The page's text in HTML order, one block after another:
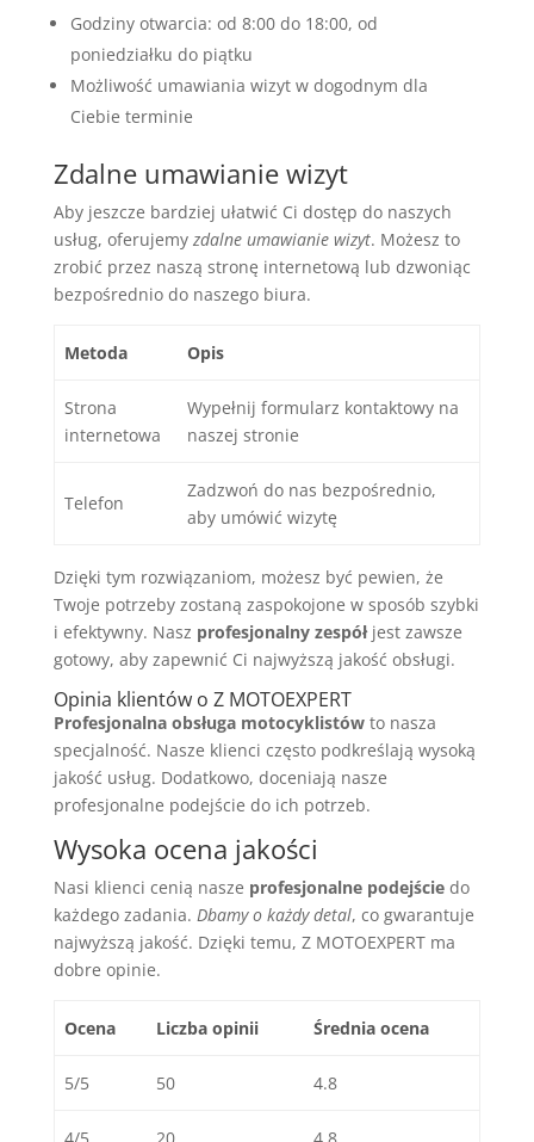
Godziny otwarcia: od 8:00 do 18:00, od
poniedziałku do piątku
Możliwość umawiania wizyt w dogodnym dla
Ciebie terminie
Zdalne umawianie wizyt
Aby jeszcze bardziej ułatwić Ci dostęp do naszych
usług, oferujemy zdalne umawianie wizyt. Możesz to
zrobić przez naszą stronę internetową lub dzwoniąc
bezpośrednio do naszego biura.
Metoda Opis
Strona
internetowa
Wypełnij formularz kontaktowy na
naszej stronie
Telefon
Zadzwoń do nas bezpośrednio,
aby umówić wizytę
Dzięki tym rozwiązaniom, możesz być pewien, że
Twoje potrzeby zostaną zaspokojone w sposób szybki
i efektywny. Nasz profesjonalny zespółjest zawsze
gotowy, aby zapewnić Ci najwyższą jakość obsługi.
Opinia klientów o Z MOTOEXPERT
Profesjonalna obsługa motocyklistówto nasza
specjalność. Nasze klienci często podkreślają wysoką
jakość usług. Dodatkowo, doceniają nasze
profesjonalne podejście do ich potrzeb.
Wysoka ocena jakości
Nasi klienci cenią nasze profesjonalne podejściedo
każdego zadania. Dbamy o każdy detal, co gwarantuje
najwyższą jakość. Dzięki temu, Z MOTOEXPERT ma
dobre opinie.
Ocena Liczba opinii Średnia ocena
5/5 50 4.8
4/5 20 4.8